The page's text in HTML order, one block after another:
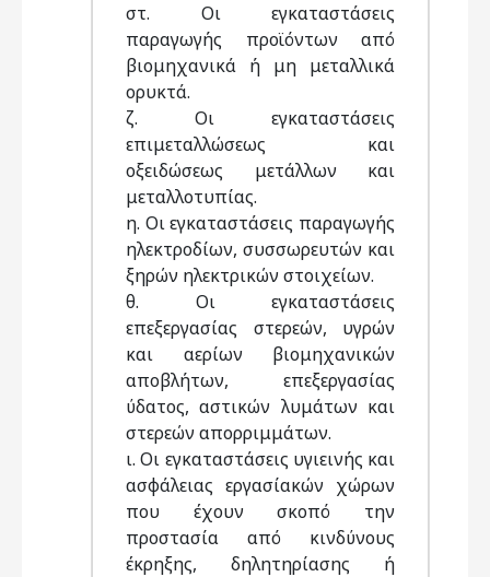
στ. Οι εγκαταστάσεις
παραγωγής προϊόντων από
βιομηχανικά ή μη μεταλλικά
ορυκτά.
ζ. Οι εγκαταστάσεις
επιμεταλλώσεως και
οξειδώσεως μετάλλων και
μεταλλοτυπίας.
η. Οι εγκαταστάσεις παραγωγής
ηλεκτροδίων, συσσωρευτών και
ξηρών ηλεκτρικών στοιχείων.
θ. Οι εγκαταστάσεις
επεξεργασίας στερεών, υγρών
και αερίων βιομηχανικών
αποβλήτων, επεξεργασίας
ύδατος, αστικών λυμάτων και
στερεών απορριμμάτων.
ι. Οι εγκαταστάσεις υγιεινής και
ασφάλειας εργασίακών χώρων
που έχουν σκοπό την
προστασία από κινδύνους
έκρηξης, δηλητηρίασης ή